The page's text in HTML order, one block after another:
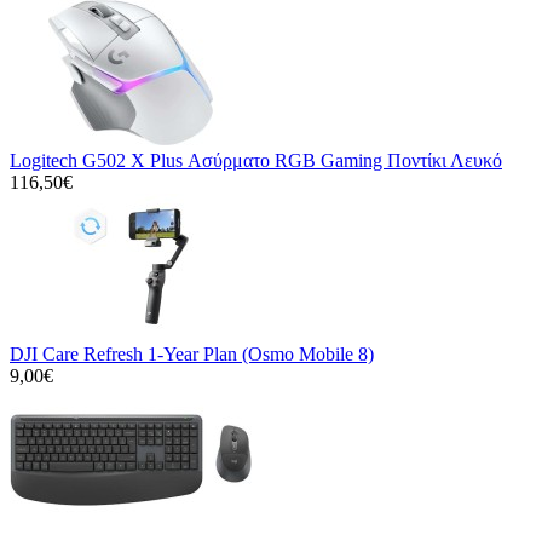
Logitech G502 X Plus Ασύρματο RGB Gaming Ποντίκι Λευκό
116,50€
DJI Care Refresh 1-Year Plan (Osmo Mobile 8)
9,00€